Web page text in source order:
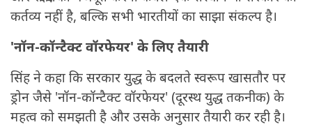
कर्तव्य नहीं है, बल्कि सभी भारतीयों का साझा संकल्प है।
'नॉन-कॉन्टैक्ट वॉरफेयर' के लिए तैयारी
सिंह ने कहा कि सरकार युद्ध के बदलते स्वरूप खासतौर पर
ड्रोन जैसे 'नॉन-कॉन्टैक्ट वॉरफेयर' (दूरस्थ युद्ध तकनीक) के
महत्व को समझती है और उसके अनुसार तैयारी कर रही है।